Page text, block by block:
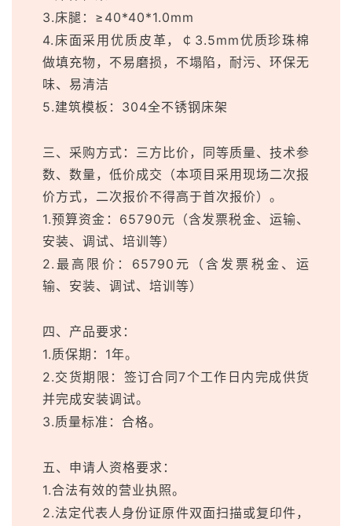
3.床腿：≥40*40*1.0mm
4.床面采用优质皮革，￠3.5mm优质珍珠棉
做填充物，不易磨损，不塌陷，耐污、环保无
味、易清洁
5.建筑模板：304全不锈钢床架
三、采购方式：三方比价，同等质量、技术参
数、数量，低价成交（本项目采用现场二次报
价方式，二次报价不得高于首次报价）。
1.预算资金：65790元（含发票税金、运输、
安装、调试、培训等）
2.最高限价：65790元（含发票税金、运
输、安装、调试、培训等）
四、产品要求：
1.质保期：1年。
2.交货期限：签订合同7个工作日内完成供货
并完成安装调试。
3.质量标准：合格。
五、申请人资格要求：
1.合法有效的营业执照。
2.法定代表人身份证原件双面扫描或复印件，